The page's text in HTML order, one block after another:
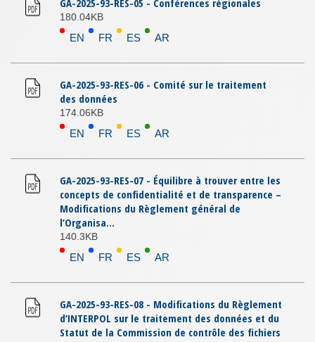
GA-2025-93-RES-05 - Conférences régionales
180.04KB
EN FR ES AR
GA-2025-93-RES-06 - Comité sur le traitement
des données
174.06KB
EN FR ES AR
GA-2025-93-RES-07 - Équilibre à trouver entre les
concepts de confidentialité et de transparence –
Modifications du Règlement général de
l’Organisa...
140.3KB
EN FR ES AR
GA-2025-93-RES-08 - Modifications du Règlement
d’INTERPOL sur le traitement des données et du
Statut de la Commission de contrôle des fichiers